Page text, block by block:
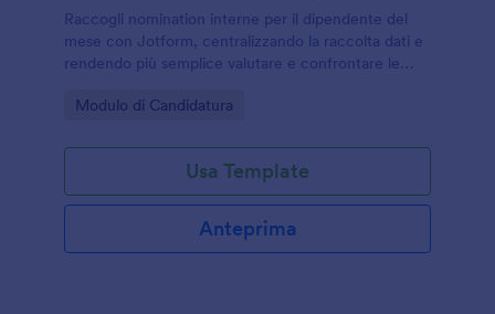
Raccogli nomination interne per il dipendente del
mese con Jotform, centralizzando la raccolta dati e
rendendo più semplice valutare e confrontare le
aziendali.
Go to Category:
Modulo di Candidatura
Usa Template
Anteprima